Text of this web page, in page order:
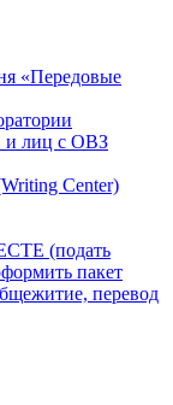
«Передовые
и лиц с ОВЗ
Center)
(подать
пакет
перевод